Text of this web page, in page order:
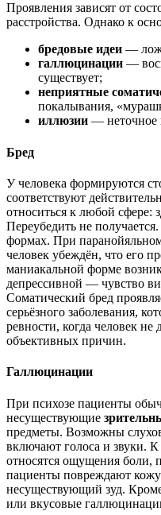
Проявления зависят от
расстройства. Однако к
бредовые идеи —
галлюцинации —
существует;
неприятные
покалывания,
иллюзии — неточное
Бред
У человека формируются
соответствуют
относиться к любой сфере:
Переубедить не
формах. При
человек убеждён, что его
маниакальной форме
депрессивной — чувство
Соматический бред
серьёзного заболевания,
ревности, когда человек не
объективных причин.
Галлюцинации
При психозе пациенты
несуществующие
предметы. Возможны
включают голоса и звуки.
относятся ощущения боли,
пациенты повреждают
несуществующий зуд.
или вкусовые